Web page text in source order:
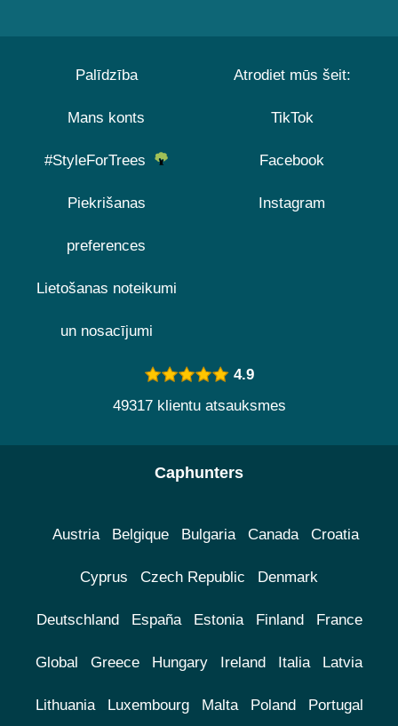
Palīdzība
Mans konts
#StyleForTrees
Piekrišanas
preferences
Lietošanas noteikumi
un nosacījumi
Atrodiet mūs šeit:
TikTok
Facebook
Instagram
4.9
49317 klientu atsauksmes
Caphunters
Austria Belgique Bulgaria Canada Croatia
Cyprus Czech Republic Denmark
Deutschland España Estonia Finland France
Global Greece Hungary Ireland Italia Latvia
Lithuania Luxembourg Malta Poland Portugal